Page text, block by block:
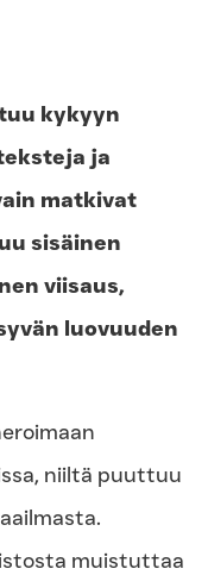
kykyyn
ja
matkivat
sisäinen
viisaus,
luovuuden
niiltä puuttuu
muistuttaa